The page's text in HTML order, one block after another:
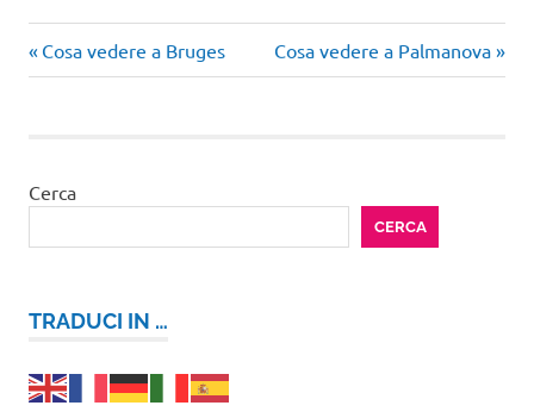
Navigazione
Articolo
precedente:
Cosa vedere a Bruges
Articolo
successivo:
Cosa vedere a Palmanova
Cerca
CERCA
TRADUCI IN …